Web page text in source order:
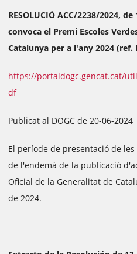
RESOLUCIÓ ACC/2238/2024,
convoca el Premi Escoles
Catalunya per a l'any 2024 (ref.
https://portaldogc.gencat.cat/
df
Publicat al DOGC de 20-06-2024
El període de presentació de
de l'endemà de la publicació
Oficial de la Generalitat de
de 2024.